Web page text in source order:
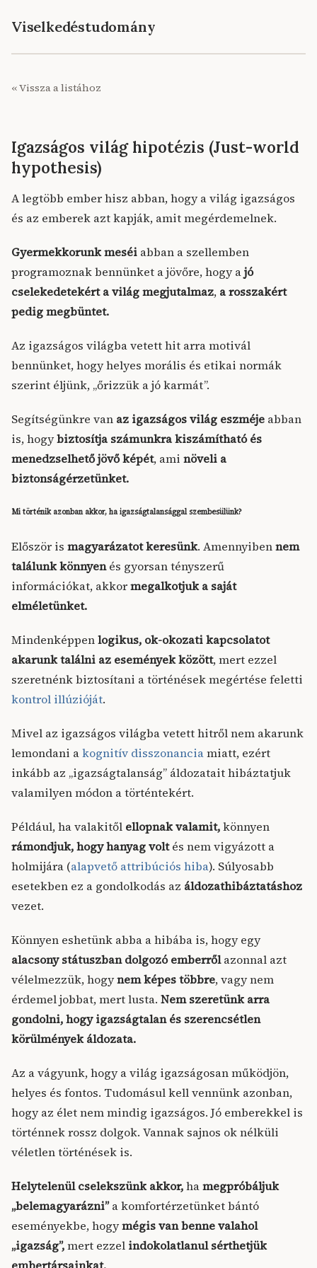
Viselkedéstudomány
« Vissza a listához
Igazságos világ hipotézis (Just-world
hypothesis)
A legtöbb ember hisz abban, hogy a világ igazságos
és az emberek azt kapják, amit megérdemelnek.
Gyermekkorunk meséi abban a szellemben
programoznak bennünket a jövőre, hogy ajó
cselekedetekért a világ megjutalmaz, a rosszakért
pedig megbüntet.
Az igazságos világba vetett hit arra motivál
bennünket, hogy helyes morális és etikai normák
szerint éljünk, „őrizzük a jó karmát”.
Segítségünkre van az igazságos világ eszméje abban
is, hogybiztosítja számunkra kiszámítható és
menedzselhető jövő képét, ami növeli a
biztonságérzetünket.
Mi történik azonban akkor, ha igazságtalansággal szembesülünk?
Először is magyarázatot keresünk. Amennyibennem
találunk könnyenés gyorsan tényszerű
információkat, akkormegalkotjuk a saját
elméletünket.
Mindenképpenlogikus, ok-okozati kapcsolatot
akarunk találni az események között, mert ezzel
szeretnénk biztosítani a történések megértése feletti
kontrol illúzióját.
Mivel az igazságos világba vetett hitről nem akarunk
lemondani akognitív disszonanciamiatt, ezért
inkább az „igazságtalanság” áldozatait hibáztatjuk
valamilyen módon a történtekért.
Például, ha valakitől ellopnak valamit,könnyen
rámondjuk, hogy hanyag voltés nem vigyázott a
holmijára (alapvető attribúciós hiba). Súlyosabb
esetekben ez a gondolkodás az áldozathibáztatáshoz
vezet.
Könnyen eshetünk abba a hibába is, hogy egy
alacsony státuszban dolgozó emberrőlazonnal azt
vélelmezzük, hogynem képes többre, vagy nem
érdemel jobbat, mert lusta. Nem szeretünk arra
gondolni, hogy igazságtalan és szerencsétlen
körülmények áldozata.
Az a vágyunk, hogy a világ igazságosan működjön,
helyes és fontos. Tudomásul kell vennünk azonban,
hogy az élet nem mindig igazságos. Jó emberekkel is
történnek rossz dolgok. Vannak sajnos ok nélküli
véletlen történések is.
Helytelenül cselekszünk akkor,hamegpróbáljuk
„belemagyarázni”a komfortérzetünket bántó
eseményekbe, hogymégis van benne valahol
„igazság”,mert ezzel indokolatlanul sérthetjük